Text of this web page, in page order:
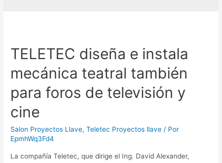
TELETEC diseña e instala
mecánica teatral también
para foros de televisión y
cine
Salon Proyectos Llave,Teletec Proyectos llave / Por
EpmhWq3Fd4
La compañía Teletec, que dirige el Ing. David Alexander,